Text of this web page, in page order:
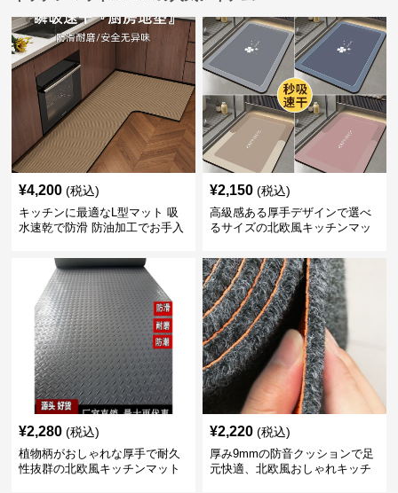
¥4,200 (税込)
キッチンに最適なL型マット 吸
水速乾で防滑 防油加工でお手入
¥2,150 (税込)
高級感ある厚手デザインで選べ
るサイズの北欧風キッチンマッ
¥2,280 (税込)
植物柄がおしゃれな厚手で耐久
性抜群の北欧風キッチンマット
¥2,220 (税込)
厚み9mmの防音クッションで足
元快適、北欧風おしゃれキッチ